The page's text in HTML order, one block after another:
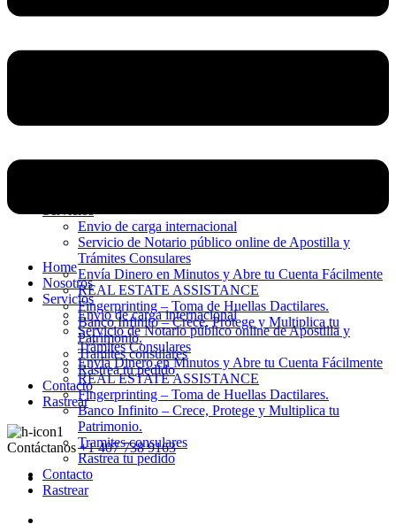
Envio de carga internacional
Servicio de Notario público online de Apostilla y
Trámites Consulares
Envía Dinero en Minutos y Abre tu Cuenta Fácilmente
REAL ESTATE ASSISTANCE
Fingerprinting – Toma de Huellas Dactilares.
Banco Infinito – Crece, Protege y Multiplica tu
Patrimonio.
Tramites consulares
Rastrea tu pedido
Contacto
Rastrear
Contáctanos +1 407 738 9163
Home
Nosotros
Servicios
Envio de carga internacional
Servicio de Notario público online de Apostilla y
Trámites Consulares
Envía Dinero en Minutos y Abre tu Cuenta Fácilmente
REAL ESTATE ASSISTANCE
Fingerprinting – Toma de Huellas Dactilares.
Banco Infinito – Crece, Protege y Multiplica tu
Patrimonio.
Tramites consulares
Rastrea tu pedido
Contacto
Rastrear